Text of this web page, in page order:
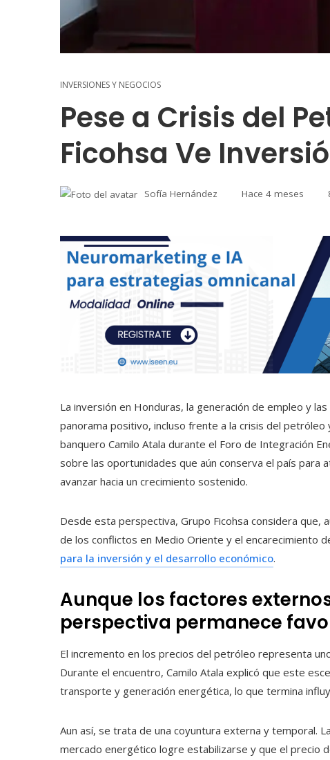
INVERSIONES Y NEGOCIOS
Pese a Crisis del
Ficohsa Ve
Sofía Hernández Hace 4 meses
La inversión en Honduras, la generación de empleo y
panorama positivo, incluso frente a la crisis del
banquero Camilo Atala durante el Foro de Integración
sobre las oportunidades que aún conserva el país para
avanzar hacia un crecimiento sostenido.
Desde esta perspectiva, Grupo Ficohsa considera
de los conflictos en Medio Oriente y el encarecimiento
para la inversión y el desarrollo económico.
Aunque los factores
perspectiva permanece
El incremento en los precios del petróleo representa
Durante el encuentro, Camilo Atala explicó que este
transporte y generación energética, lo que termina
Aun así, se trata de una coyuntura externa y temporal.
mercado energético logre estabilizarse y que el precio